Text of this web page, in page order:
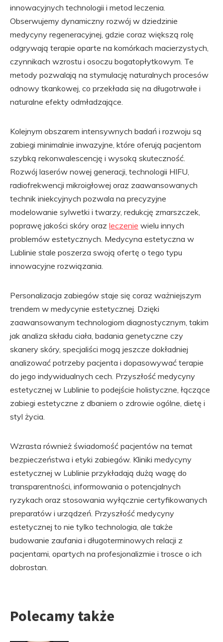
innowacyjnych technologii i metod leczenia.
Obserwujemy dynamiczny rozwój w dziedzinie
medycyny regeneracyjnej, gdzie coraz większą rolę
odgrywają terapie oparte na komórkach macierzystych,
czynnikach wzrostu i osoczu bogatopłytkowym. Te
metody pozwalają na stymulację naturalnych procesów
odnowy tkankowej, co przekłada się na długotrwałe i
naturalne efekty odmładzające.
Kolejnym obszarem intensywnych badań i rozwoju są
zabiegi minimalnie inwazyjne, które oferują pacjentom
szybką rekonwalescencję i wysoką skuteczność.
Rozwój laserów nowej generacji, technologii HIFU,
radiofrekwencji mikroigłowej oraz zaawansowanych
technik iniekcyjnych pozwala na precyzyjne
modelowanie sylwetki i twarzy, redukcję zmarszczek,
poprawę jakości skóry oraz leczenie wielu innych
problemów estetycznych. Medycyna estetyczna w
Lublinie stale poszerza swoją ofertę o tego typu
innowacyjne rozwiązania.
Personalizacja zabiegów staje się coraz ważniejszym
trendem w medycynie estetycznej. Dzięki
zaawansowanym technologiom diagnostycznym, takim
jak analiza składu ciała, badania genetyczne czy
skanery skóry, specjaliści mogą jeszcze dokładniej
analizować potrzeby pacjenta i dopasowywać terapie
do jego indywidualnych cech. Przyszłość medycyny
estetycznej w Lublinie to podejście holistyczne, łączące
zabiegi estetyczne z dbaniem o zdrowie ogólne, dietę i
styl życia.
Wzrasta również świadomość pacjentów na temat
bezpieczeństwa i etyki zabiegów. Kliniki medycyny
estetycznej w Lublinie przykładają dużą wagę do
transparentności, informowania o potencjalnych
ryzykach oraz stosowania wyłącznie certyfikowanych
preparatów i urządzeń. Przyszłość medycyny
estetycznej to nie tylko technologia, ale także
budowanie zaufania i długoterminowych relacji z
pacjentami, opartych na profesjonalizmie i trosce o ich
dobrostan.
Polecamy także